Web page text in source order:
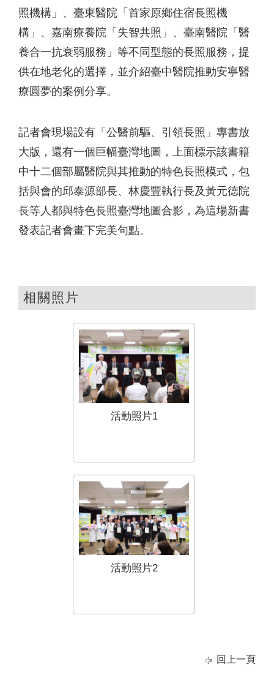
照機構」、臺東醫院「首家原鄉住宿長照機
構」、嘉南療養院「失智共照」、臺南醫院「醫
養合一抗衰弱服務」等不同型態的長照服務，提
供在地老化的選擇，並介紹臺中醫院推動安寧醫
療圓夢的案例分享。
記者會現場設有「公醫前驅、引領長照」專書放
大版，還有一個巨幅臺灣地圖，上面標示該書籍
中十二個部屬醫院與其推動的特色長照模式，包
括與會的邱泰源部長、林慶豐執行長及黃元德院
長等人都與特色長照臺灣地圖合影，為這場新書
發表記者會畫下完美句點。
相關照片
活動照片1
活動照片2
回上一頁